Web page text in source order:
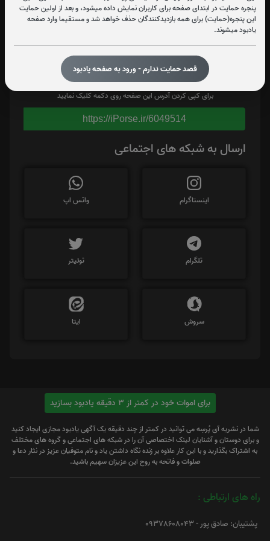
پنجره حمایت در ابتدای صفحه برای کاربران نمایش داده میشود، و بعد از اولین حمایت
این پنجره(حمایت) برای همه بازدیدکنندگان حذف خواهد شد و مستقیما وارد صفحه
یادبود میشوند.
قصد حمایت ندارم - ورود به صفحه یادبود
برای کپی کردن آدرس این صفحه روی دکمه کلیک نمایید
https://iPorse.ir/6049514
ارسال به شبکه های اجتماعی
اینستاگرام واتس اپ
تلگرام توئیتر
سروش ایتا
برای اموات خود در کمتر از 3 دقیقه یادبود بسازید
شما در نشریه آی پُرسِه می توانید در کمتر از چند دقیقه یک آگهی یادبود مجازی ایجاد کنید
و برای دوستان و آشنایان لینک اختصاصی آن را در شبکه های اجتماعی و گروه های مختلف
به اشتراک بگذارید و با این کار علاوه بر زنده نگاه داشتن یاد و نام متوفیان عزیز در نثار دعا و
صلوات و فاتحه به روح این عزیزان سهیم باشید.
راه های ارتباطی :
پشتیبان: صادق پور - 09378608043